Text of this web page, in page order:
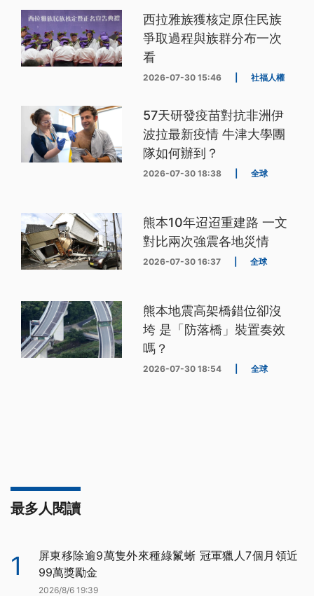
西拉雅族獲核定原住民族
爭取過程與族群分布一次
看
2026-07-30 15:46 社福人權
57天研發疫苗對抗非洲伊
波拉最新疫情 牛津大學團
隊如何辦到？
2026-07-30 18:38 全球
熊本10年迢迢重建路 一文
對比兩次強震各地災情
2026-07-30 16:37 全球
熊本地震高架橋錯位卻沒
垮 是「防落橋」裝置奏效
嗎？
2026-07-30 18:54 全球
最多人閱讀
1
屏東移除逾9萬隻外來種綠鬣蜥 冠軍獵人7個月領近
99萬獎勵金
2026/8/6 19:39